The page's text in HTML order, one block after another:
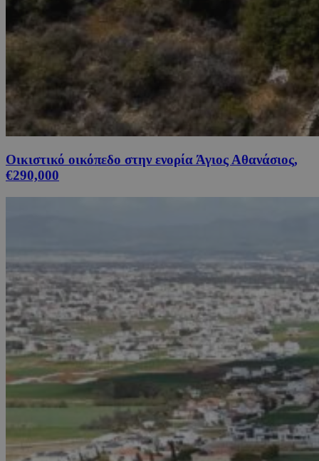
Οικιστικό οικόπεδο στην ενορία Άγιος Αθανάσιος,
€290,000